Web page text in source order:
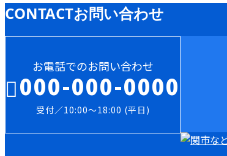
CONTACTお問い合わせ
お電話でのお問い合わせ
000-000-0000
受付／10:00～18:00 (平日)